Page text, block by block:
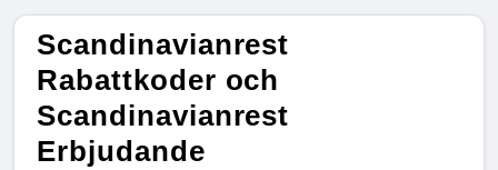
Scandinavianrest
Rabattkoder och
Scandinavianrest
Erbjudande